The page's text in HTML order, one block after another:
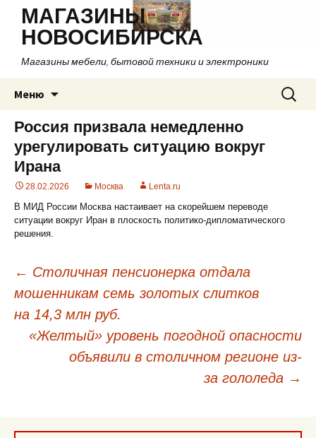
МАГАЗИНЫ
НОВОСИБИРСКА
Магазины мебели, бытовой техники и электроники
Меню
содержимому
Найти:
Россия призвала немедленно
урегулировать ситуацию вокруг
Ирана
28.02.2026 Москва Lenta.ru
В МИД России Москва настаивает на скорейшем переводе
ситуации вокруг Иран в плоскость политико-дипломатического
решения.
Навигация
по
записям
← Столичная пенсионерка отдала
мошенникам семь золотых слитков
на 14,3 млн руб.
«Желтый» уровень погодной опасности
объявили в столичном регионе из-
за гололеда →